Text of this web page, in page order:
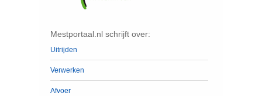
Mestportaal.nl schrijft over:
Uitrijden
Verwerken
Afvoer